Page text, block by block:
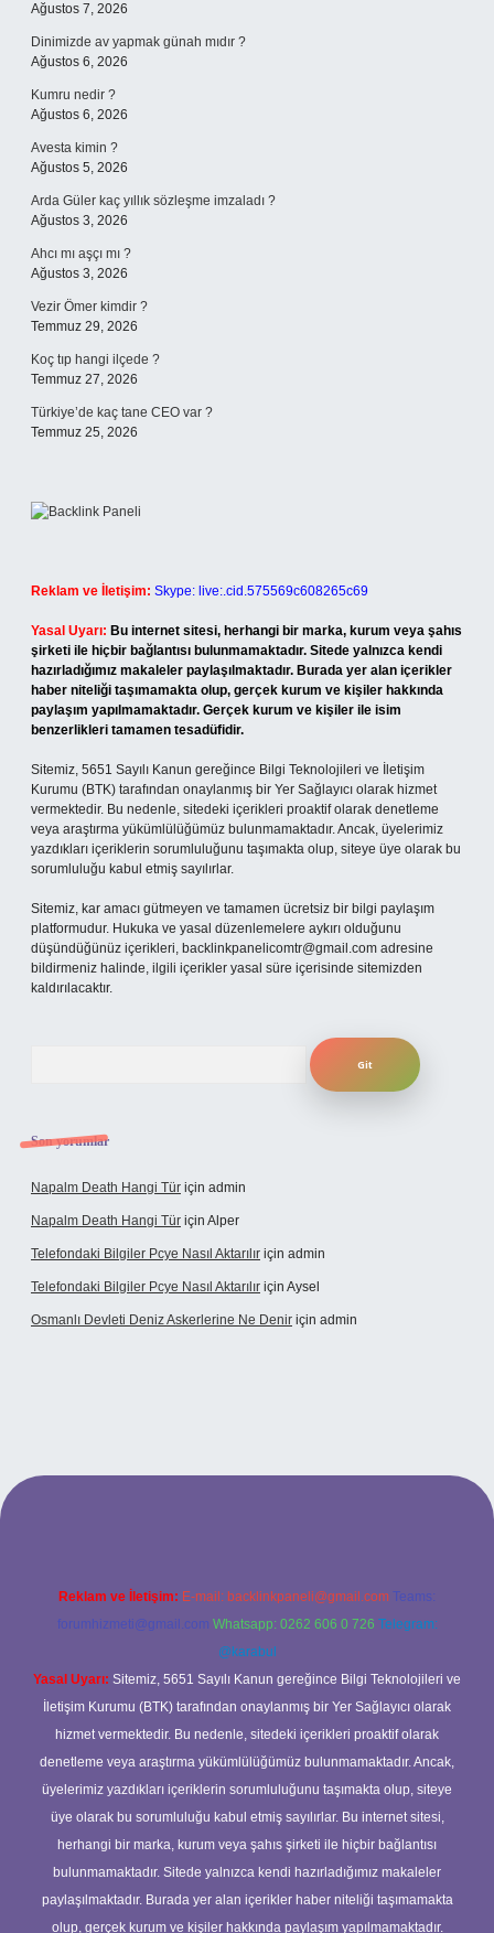
Ağustos 7, 2026
Dinimizde av yapmak günah mıdır ?
Ağustos 6, 2026
Kumru nedir ?
Ağustos 6, 2026
Avesta kimin ?
Ağustos 5, 2026
Arda Güler kaç yıllık sözleşme imzaladı ?
Ağustos 3, 2026
Ahcı mı aşçı mı ?
Ağustos 3, 2026
Vezir Ömer kimdir ?
Temmuz 29, 2026
Koç tıp hangi ilçede ?
Temmuz 27, 2026
Türkiye’de kaç tane CEO var ?
Temmuz 25, 2026
Reklam ve İletişim: Skype: live:.cid.575569c608265c69
Yasal Uyarı: Bu internet sitesi, herhangi bir marka, kurum veya şahıs
şirketi ile hiçbir bağlantısı bulunmamaktadır. Sitede yalnızca kendi
hazırladığımız makaleler paylaşılmaktadır. Burada yer alan içerikler
haber niteliği taşımamakta olup, gerçek kurum ve kişiler hakkında
paylaşım yapılmamaktadır. Gerçek kurum ve kişiler ile isim
benzerlikleri tamamen tesadüfidir.
Sitemiz, 5651 Sayılı Kanun gereğince Bilgi Teknolojileri ve İletişim
Kurumu (BTK) tarafından onaylanmış bir Yer Sağlayıcı olarak hizmet
vermektedir. Bu nedenle, sitedeki içerikleri proaktif olarak denetleme
veya araştırma yükümlülüğümüz bulunmamaktadır. Ancak, üyelerimiz
yazdıkları içeriklerin sorumluluğunu taşımakta olup, siteye üye olarak bu
sorumluluğu kabul etmiş sayılırlar.
Sitemiz, kar amacı gütmeyen ve tamamen ücretsiz bir bilgi paylaşım
platformudur. Hukuka ve yasal düzenlemelere aykırı olduğunu
düşündüğünüz içerikleri, backlinkpanelicomtr@gmail.com adresine
bildirmeniz halinde, ilgili içerikler yasal süre içerisinde sitemizden
kaldırılacaktır.
Son yorumlar
Napalm Death Hangi Tür için admin
Napalm Death Hangi Tür için Alper
Telefondaki Bilgiler Pcye Nasıl Aktarılır için admin
Telefondaki Bilgiler Pcye Nasıl Aktarılır için Aysel
Osmanlı Devleti Deniz Askerlerine Ne Denir için admin
Reklam ve İletişim: E-mail: backlinkpaneli@gmail.com Teams:
forumhizmeti@gmail.com Whatsapp: 0262 606 0 726 Telegram:
@karabul
Yasal Uyarı: Sitemiz, 5651 Sayılı Kanun gereğince Bilgi Teknolojileri ve
İletişim Kurumu (BTK) tarafından onaylanmış bir Yer Sağlayıcı olarak
hizmet vermektedir. Bu nedenle, sitedeki içerikleri proaktif olarak
denetleme veya araştırma yükümlülüğümüz bulunmamaktadır. Ancak,
üyelerimiz yazdıkları içeriklerin sorumluluğunu taşımakta olup, siteye
üye olarak bu sorumluluğu kabul etmiş sayılırlar. Bu internet sitesi,
herhangi bir marka, kurum veya şahıs şirketi ile hiçbir bağlantısı
bulunmamaktadır. Sitede yalnızca kendi hazırladığımız makaleler
paylaşılmaktadır. Burada yer alan içerikler haber niteliği taşımamakta
olup, gerçek kurum ve kişiler hakkında paylaşım yapılmamaktadır.